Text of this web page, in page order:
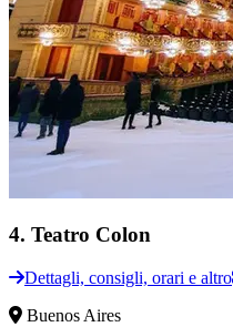
4. Teatro Colon
Dettagli, consigli, orari e altro
Buenos Aires